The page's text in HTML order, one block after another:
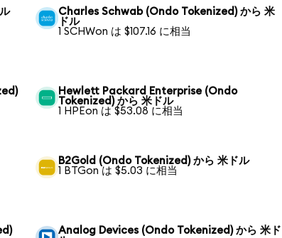
Charles Schwab (Ondo Tokenized) から 米
ドル
1 SCHWon は $107.16 に相当
Hewlett Packard Enterprise (Ondo
Tokenized) から 米ドル
1 HPEon は $53.08 に相当
B2Gold (Ondo Tokenized) から 米ドル
1 BTGon は $5.03 に相当
Analog Devices (Ondo Tokenized) から 米ド